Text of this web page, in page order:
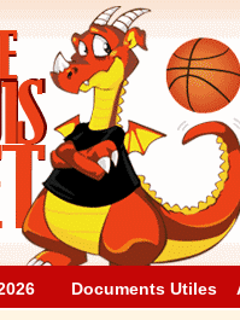
Documents Utiles